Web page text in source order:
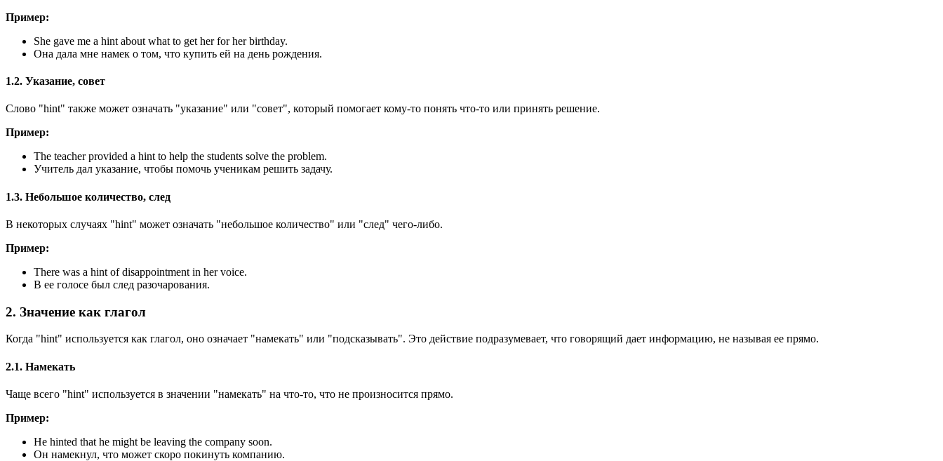
Пример:
She gave me a hint about what to get her for her birthday.
Она дала мне намек о том, что купить ей на день рождения.
1.2. Указание, совет
Слово "hint" также может означать "указание" или "совет", который помогает кому-то понять что-то или принять решение.
Пример:
The teacher provided a hint to help the students solve the problem.
Учитель дал указание, чтобы помочь ученикам решить задачу.
1.3. Небольшое количество, след
В некоторых случаях "hint" может означать "небольшое количество" или "след" чего-либо.
Пример:
There was a hint of disappointment in her voice.
В ее голосе был след разочарования.
2. Значение как глагол
Когда "hint" используется как глагол, оно означает "намекать" или "подсказывать". Это действие подразумевает, что говорящий дает информацию, не называя ее прямо.
2.1. Намекать
Чаще всего "hint" используется в значении "намекать" на что-то, что не произносится прямо.
Пример:
He hinted that he might be leaving the company soon.
Он намекнул, что может скоро покинуть компанию.